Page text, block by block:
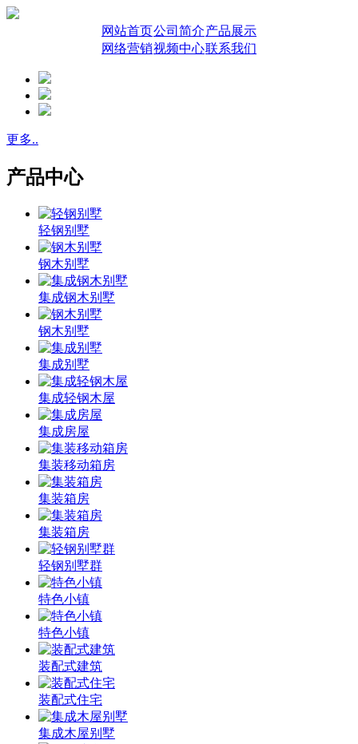
网站首页公司简介产品展示
网络营销视频中心联系我们
更多..
产品中心
轻钢别墅
钢木别墅
集成钢木别墅
钢木别墅
集成别墅
集成轻钢木屋
集成房屋
集装移动箱房
集装箱房
集装箱房
轻钢别墅群
特色小镇
特色小镇
装配式建筑
装配式住宅
集成木屋别墅